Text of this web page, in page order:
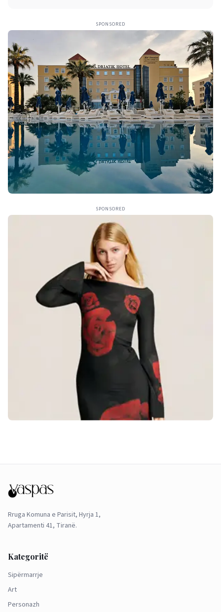
SPONSORED
SPONSORED
Rruga Komuna e Parisit, Hyrja 1,
Apartamenti 41, Tiranë.
Kategoritë
Sipërmarrje
Art
Personazh